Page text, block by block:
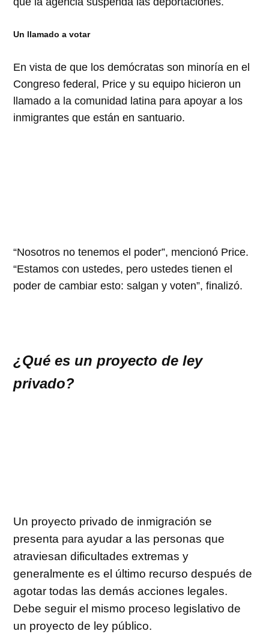
Un llamado a votar
En vista de que los demócratas son minoría en el
Congreso federal, Price y su equipo hicieron un
llamado a la comunidad latina para apoyar a los
inmigrantes que están en santuario.
“Nosotros no tenemos el poder”, mencionó Price.
“Estamos con ustedes, pero ustedes tienen el
poder de cambiar esto: salgan y voten”, finalizó.
¿Qué es un proyecto de ley
privado?
Un proyecto privado de inmigración se
presenta para ayudar a las personas que
atraviesan dificultades extremas y
generalmente es el último recurso después de
agotar todas las demás acciones legales.
Debe seguir el mismo proceso legislativo de
un proyecto de ley público.